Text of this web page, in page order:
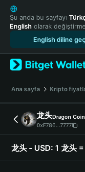
English
日本語
Tiếng Việt
Español
Türkçe
Français
Deutsch
简体中文
繁體中文
Português (Portugal)
Bahasa Indonesia
ภาษาไทย
Şu anda bu sayfayı
English olarak
English diline geç
Ana sayfa Kripto
龙头Dragon Coin
0xF786...7777
龙头 - USD: 1 龙头